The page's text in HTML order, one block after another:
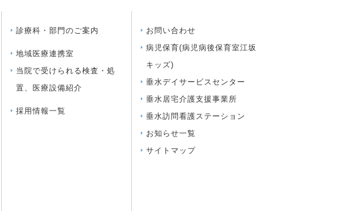
診療科・部門のご案内
地域医療連携室
当院で受けられる検査・処
置、医療設備紹介
採用情報一覧
お問い合わせ
病児保育(病児病後保育室江坂
キッズ)
垂水デイサービスセンター
垂水居宅介護支援事業所
垂水訪問看護ステーション
お知らせ一覧
サイトマップ